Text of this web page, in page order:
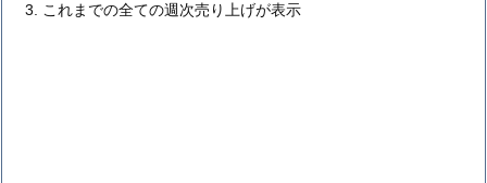
これまでの全ての週次売り上げが表示